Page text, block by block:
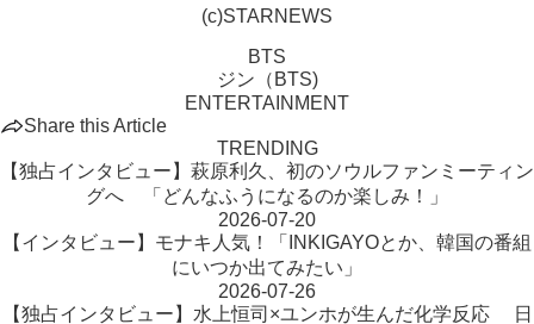
(c)STARNEWS
BTS
ジン（BTS)
ENTERTAINMENT
Share this Article
TRENDING
【独占インタビュー】萩原利久、初のソウルファンミーティン
グへ 「どんなふうになるのか楽しみ！」
2026-07-20
【インタビュー】モナキ人気！「INKIGAYOとか、韓国の番組
にいつか出てみたい」
2026-07-26
【独占インタビュー】水上恒司×ユンホが生んだ化学反応 日